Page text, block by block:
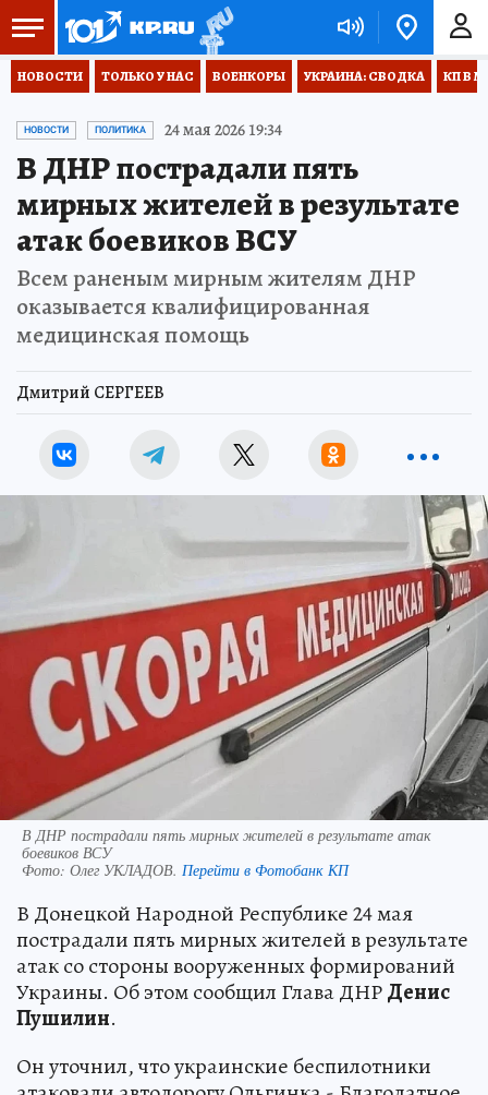
НОВОСТИ ТОЛЬКО У НАС ВОЕНКОРЫ УКРАИНА: СВОДКА КП В
НОВОСТИ ПОЛИТИКА 24 мая 2026 19:34
В ДНР пострадали пять
мирных жителей в результате
атак боевиков ВСУ
Всем раненым мирным жителям ДНР
оказывается квалифицированная
медицинская помощь
Дмитрий СЕРГЕЕВ
В ДНР пострадали пять мирных жителей в результате атак
боевиков ВСУ
Фото: Олег УКЛАДОВ. Перейти в Фотобанк КП
В Донецкой Народной Республике 24 мая
пострадали пять мирных жителей в результате
атак со стороны вооруженных формирований
Украины. Об этом сообщил Глава ДНРДенис
Пушилин.
Он уточнил, что украинские беспилотники